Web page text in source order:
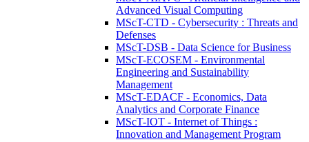
Advanced Visual Computing
MScT-CTD - Cybersecurity : Threats and
Defenses
MScT-DSB - Data Science for Business
MScT-ECOSEM - Environmental
Engineering and Sustainability
Management
MScT-EDACF - Economics, Data
Analytics and Corporate Finance
MScT-IOT - Internet of Things :
Innovation and Management Program